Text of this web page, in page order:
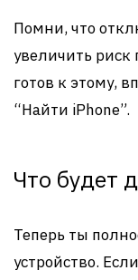
Помни, что
увеличить риск
готов к этому,
“Найти iPhone”.
Что будет
Теперь ты
устройство.